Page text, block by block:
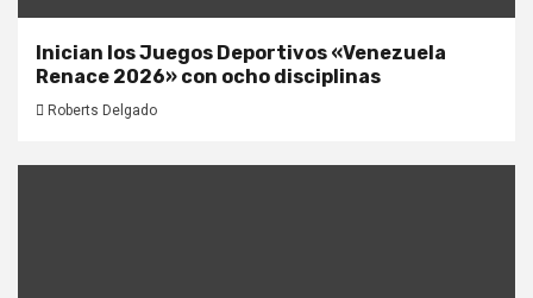
Inician los Juegos Deportivos «Venezuela
Renace 2026» con ocho disciplinas
Roberts Delgado